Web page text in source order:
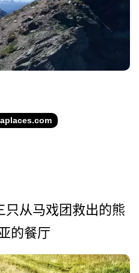
只从­马戏团救出的熊
的餐厅